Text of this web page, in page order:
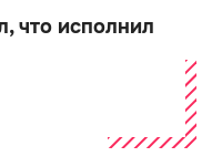
что исполнил